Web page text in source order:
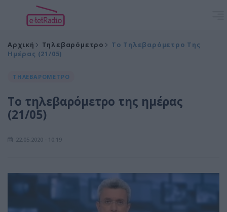
Αρχική Τηλεβαρόμετρο
Το Τηλεβαρόμετρο Της
Ημέρας (21/05)
ΤΗΛΕΒΑΡΟΜΕΤΡΟ
Το τηλεβαρόμετρο της ημέρας
(21/05)
22.05.2020 - 10:19